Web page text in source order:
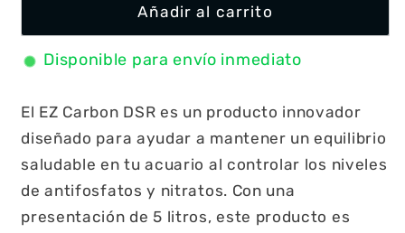
Añadir al carrito
Disponible para envío inmediato
El EZ Carbon DSR es un producto innovador
diseñado para ayudar a mantener un equilibrio
saludable en tu acuario al controlar los niveles
de antifosfatos y nitratos. Con una
presentación de 5 litros, este producto es